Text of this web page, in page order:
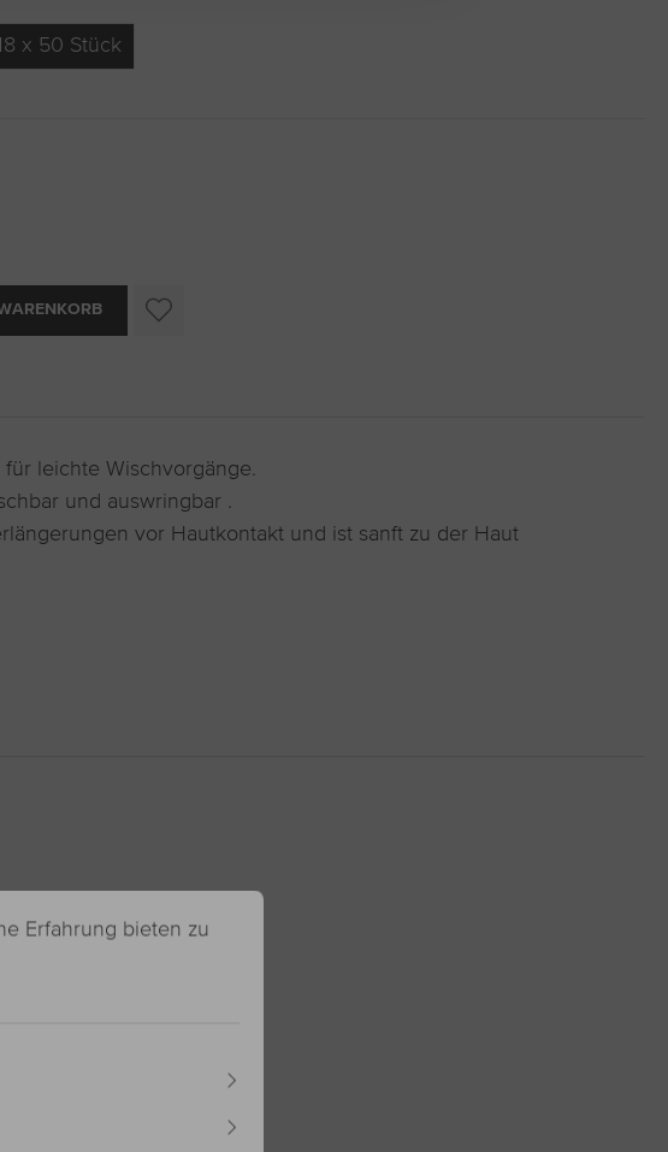
x 50 Stück
Wert ein oder benutze die Schaltflächen um die Anzahl zu erhöhen oder zu
leichte Wischvorgänge.
und auswringbar .
vor Hautkontakt und ist sanft zu der Haut
Erfahrung bieten zu